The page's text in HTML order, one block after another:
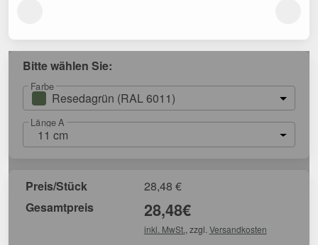
Bitte wählen Sie:
Farbe
Resedagrün (RAL 6011)
Länge A
11 cm
Preis/Stück 28,48 €
Gesamtpreis
28,48€
inkl. MwSt. , zzgl. Versandkosten